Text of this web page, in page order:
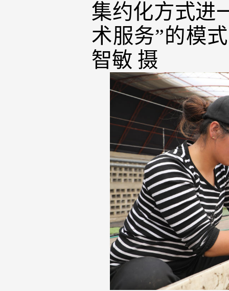
集约化方式进
术服务”的模
智敏 摄